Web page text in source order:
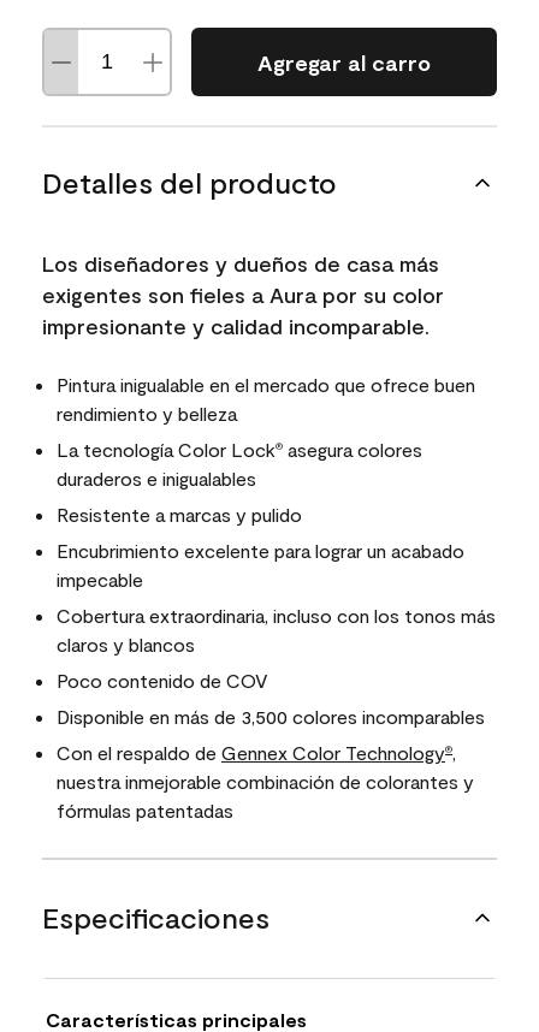
Agregar al carro
Detalles del producto
Los diseñadores y dueños de casa más
exigentes son fieles a Aura por su color
impresionante y calidad incomparable.
Pintura inigualable en el mercado que ofrece buen
rendimiento y belleza
La tecnología Color Lock® asegura colores
duraderos e inigualables
Resistente a marcas y pulido
Encubrimiento excelente para lograr un acabado
impecable
Cobertura extraordinaria, incluso con los tonos más
claros y blancos
Poco contenido de COV
Disponible en más de 3,500 colores incomparables
Con el respaldo de Gennex Color Technology®,
nuestra inmejorable combinación de colorantes y
fórmulas patentadas
Especificaciones
Características principales